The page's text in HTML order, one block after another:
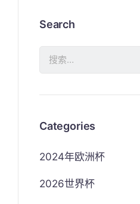
Search
Categories
2024年欧洲杯
2026世界杯